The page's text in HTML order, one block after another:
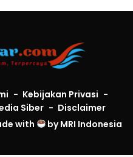
Kebijakan Privasi
Siber
Disclaimer
with
byMRI Indonesia